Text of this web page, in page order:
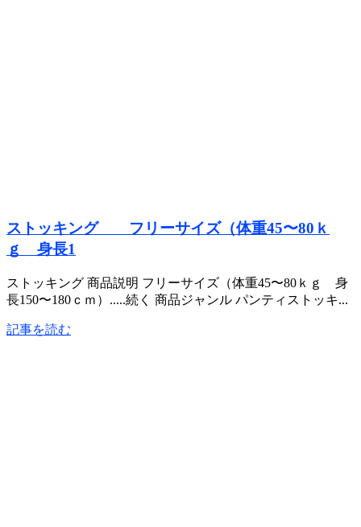
ストッキング フリーサイズ（体重45〜80ｋ
ｇ 身長1
ストッキング 商品説明 フリーサイズ（体重45〜80ｋｇ 身
長150〜180ｃｍ）.....続く 商品ジャンル パンティストッキ...
記事を読む